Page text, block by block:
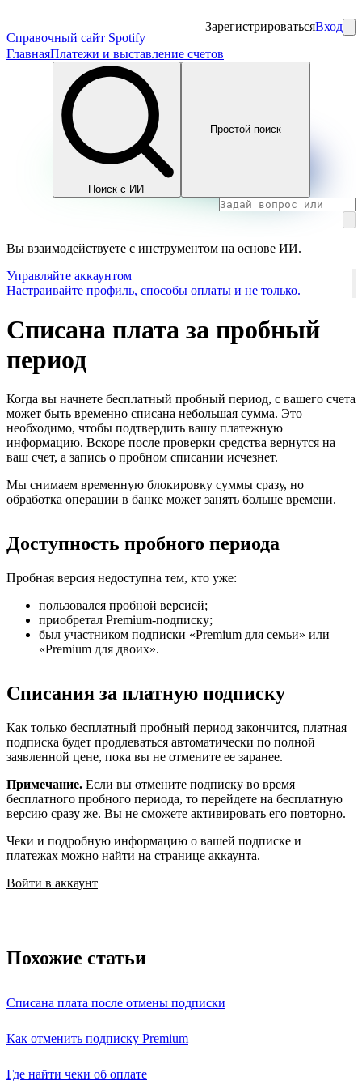
Справочный сайт Spotify
ЗарегистрироватьсяВход
ГлавнаяПлатежи и выставление счетов
Поиск с ИИ
Простой поиск
Вы взаимодействуете с инструментом на основе ИИ.
Управляйте аккаунтом
Настраивайте профиль, способы оплаты и не только.
Списана плата за пробный
период
Когда вы начнете бесплатный пробный период, с вашего счета
может быть временно списана небольшая сумма. Это
необходимо, чтобы подтвердить вашу платежную
информацию. Вскоре после проверки средства вернутся на
ваш счет, а запись о пробном списании исчезнет.
Мы снимаем временную блокировку суммы сразу, но
обработка операции в банке может занять больше времени.
Доступность пробного периода
Пробная версия недоступна тем, кто уже:
пользовался пробной версией;
приобретал Premium-подписку;
был участником подписки «Premium для семьи» или
«Premium для двоих».
Списания за платную подписку
Как только бесплатный пробный период закончится, платная
подписка будет продлеваться автоматически по полной
заявленной цене, пока вы не отмените ее заранее.
Примечание. Если вы отмените подписку во время
бесплатного пробного периода, то перейдете на бесплатную
версию сразу же. Вы не сможете активировать его повторно.
Чеки и подробную информацию о вашей подписке и
платежах можно найти на странице аккаунта.
Войти в аккаунт
Похожие статьи
Списана плата после отмены подписки
Как отменить подписку Premium
Где найти чеки об оплате